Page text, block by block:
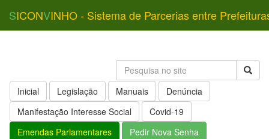
SICONVINHO - Sistema de Parcerias entre
Inicial Legislação Manuais
Denúncia
Manifestação Interesse Social
Covid-19
Emendas Parlamentares
Pedir Nova Senha